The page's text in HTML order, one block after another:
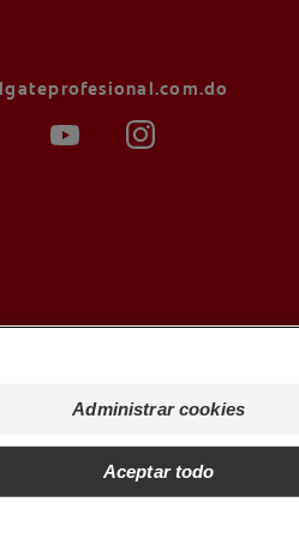
cookies
Administrar cookies
Aceptar todo